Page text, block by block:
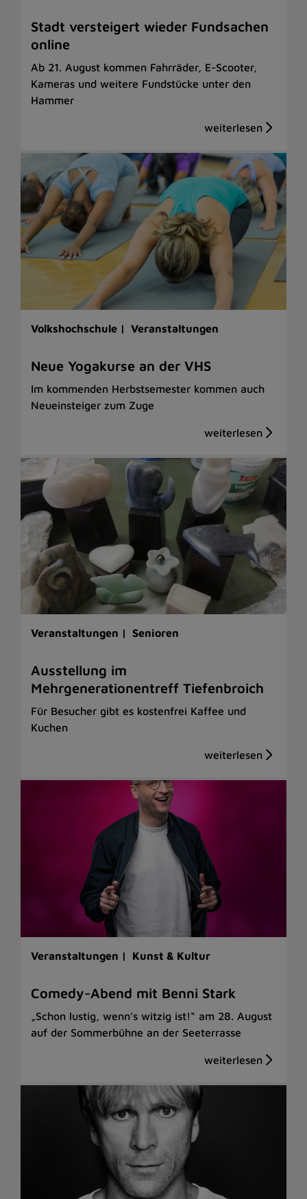
Stadt versteigert wieder Fundsachen
online
Ab 21. August kommen Fahrräder, E-Scooter,
Kameras und weitere Fundstücke unter den
Hammer
Volkshochschule | Veranstaltungen
Neue Yogakurse an der VHS
Im kommenden Herbstsemester kommen auch
Neueinsteiger zum Zuge
Veranstaltungen | Senioren
Ausstellung im
Mehrgenerationentreff Tiefenbroich
Für Besucher gibt es kostenfrei Kaffee und
Kuchen
Veranstaltungen | Kunst & Kultur
Comedy-Abend mit Benni Stark
„Schon lustig, wenn’s witzig ist!“ am 28. August
auf der Sommerbühne an der Seeterrasse